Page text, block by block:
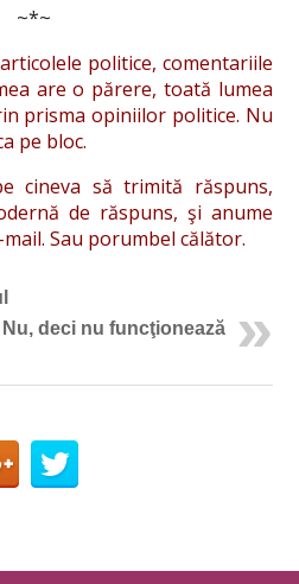
~*~
politice, comentariile
are o părere, toată lumea
prisma opiniilor politice. Nu
pe bloc.
cineva să trimită răspuns,
de răspuns, şi anume
Sau porumbel călător.
Nu, deci nu funcţionează